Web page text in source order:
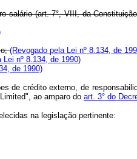
salário (art. 7°, VIII, da
(Revogado pela Lei nº 8.134, de
Lei nº 8.134, de 1990)
de 1990)
de crédito externo, de
ao amparo do art. 3° do
na legislação pertinente: